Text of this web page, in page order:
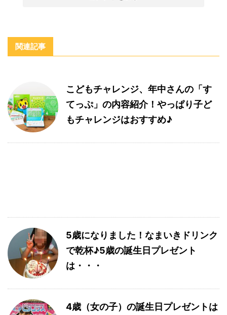
関連記事
こどもチャレンジ、年中さんの「す
てっぷ」の内容紹介！やっぱり子ど
もチャレンジはおすすめ♪
5歳になりました！なまいきドリンク
で乾杯♪5歳の誕生日プレゼント
は・・・
4歳（女の子）の誕生日プレゼントは